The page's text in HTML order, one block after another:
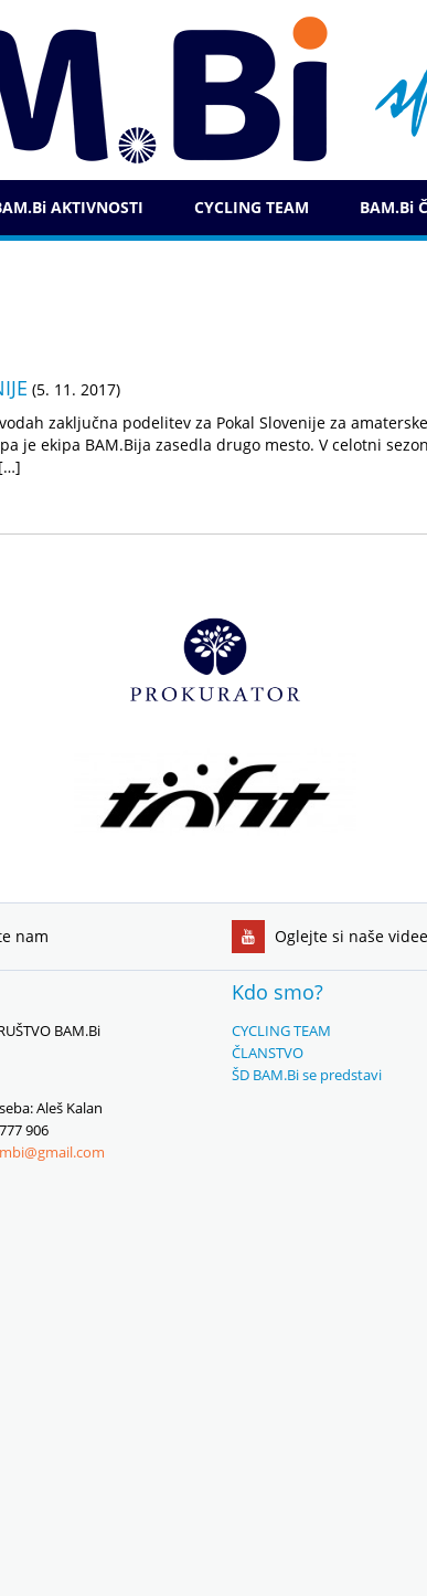
AKTIVNOSTI CYCLING TEAM BAM.Bi
(5. 11. 2017)
zaključna podelitev za Pokal Slovenije za
je ekipa BAM.Bija zasedla drugo mesto. V celotni
nam Oglejte si naše videe
BAM.Bi
Aleš Kalan
906
Kdo smo?
CYCLING TEAM
ČLANSTVO
ŠD BAM.Bi se predstavi